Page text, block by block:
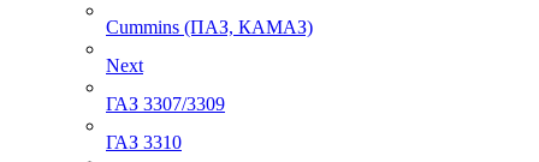
Cummins (ПАЗ, КАМАЗ)
Next
ГАЗ 3307/3309
ГАЗ 3310